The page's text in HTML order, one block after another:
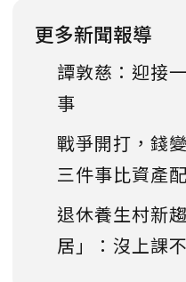
更多新聞報導
譚敦慈：迎接
事
戰爭開打，錢
三件事比資產
退休養生村新
居」：沒上課